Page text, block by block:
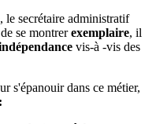
le secrétaire administratif
se montrerexemplaire, il
vis-à -vis des
s'épanouir dans ce métier,